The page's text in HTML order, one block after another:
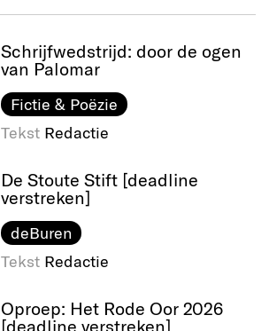
Schrijfwedstrijd: door de ogen
van Palomar
Fictie & Poëzie
Tekst Redactie
De Stoute Stift [deadline
verstreken]
deBuren
Tekst Redactie
Oproep: Het Rode Oor 2026
[deadline verstreken]